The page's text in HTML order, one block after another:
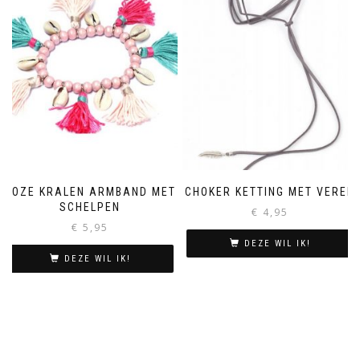
ROZE KRALEN ARMBAND MET
SCHELPEN
€ 5,95
DEZE WIL IK!
CHOKER KETTING MET VEREN
€ 4,95
DEZE WIL IK!